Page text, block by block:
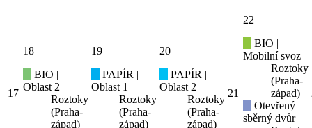
17
18
BIO |
Oblast 2
Roztoky
(Praha-
západ)
19
PAPÍR |
Oblast 1
Roztoky
(Praha-
západ)
20
PAPÍR |
Oblast 2
Roztoky
(Praha-
západ)
21
22
BIO |
Mobilní svoz
Roztoky
(Praha-
západ)
Otevřený
sběrný dvůr